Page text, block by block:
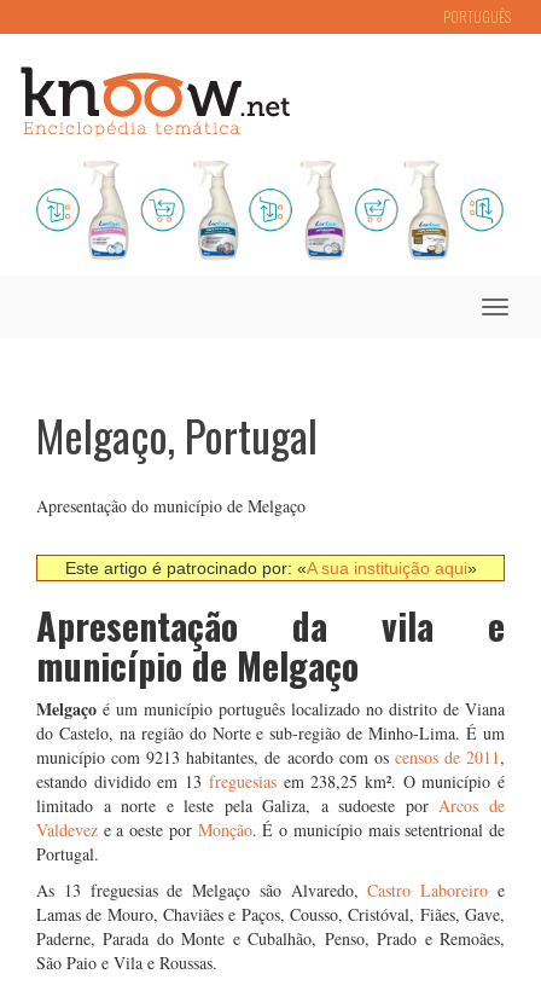
PORTUGUÊS
Toggle
Melgaço, Portugal
Apresentação do município de Melgaço
Este artigo é patrocinado por: «A sua instituição aqui»
Apresentação da vila e
município de Melgaço
Melgaço é um município português localizado no distrito de Viana
do Castelo, na região do Norte e sub-região de Minho-Lima. É um
município com 9213 habitantes, de acordo com os censos de 2011,
estando dividido em 13 freguesiasem 238,25 km². O município é
limitado a norte e leste pela Galiza, a sudoeste porArcos de
Valdevez e a oeste por Monção. É o município mais setentrional de
Portugal.
As 13 freguesias de Melgaço são Alvaredo,Castro Laboreiro e
Lamas de Mouro, Chaviães e Paços, Cousso, Cristóval, Fiães, Gave,
Paderne, Parada do Monte e Cubalhão, Penso, Prado e Remoães,
São Paio e Vila e Roussas.